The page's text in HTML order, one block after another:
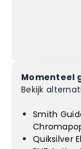
Momenteel
Bekijk
Smith
Quiksilver